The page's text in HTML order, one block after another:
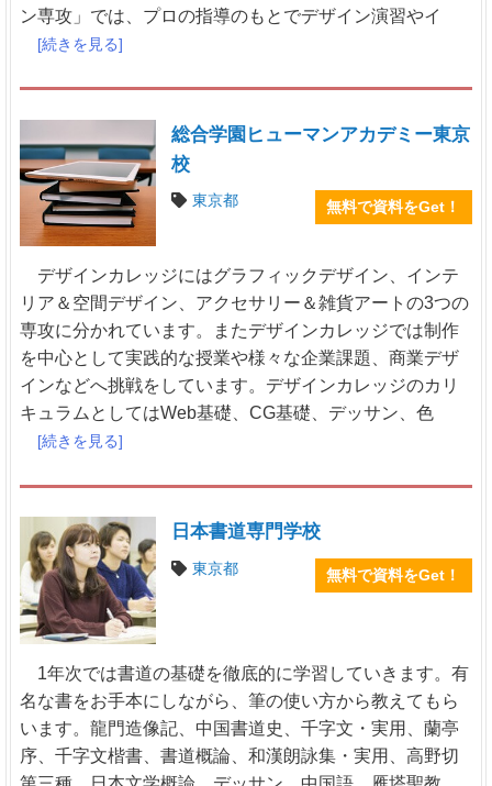
ン専攻」では、プロの指導のもとでデザイン演習やイ
[続きを見る]
総合学園ヒューマンアカデミー東京
校
東京都 無料で資料をGet！
デザインカレッジにはグラフィックデザイン、インテ
リア＆空間デザイン、アクセサリー＆雑貨アートの3つの
専攻に分かれています。またデザインカレッジでは制作
を中心として実践的な授業や様々な企業課題、商業デザ
インなどへ挑戦をしています。デザインカレッジのカリ
キュラムとしてはWeb基礎、CG基礎、デッサン、色
[続きを見る]
日本書道専門学校
東京都 無料で資料をGet！
1年次では書道の基礎を徹底的に学習していきます。有
名な書をお手本にしながら、筆の使い方から教えてもら
います。龍門造像記、中国書道史、千字文・実用、蘭亭
序、千字文楷書、書道概論、和漢朗詠集・実用、高野切